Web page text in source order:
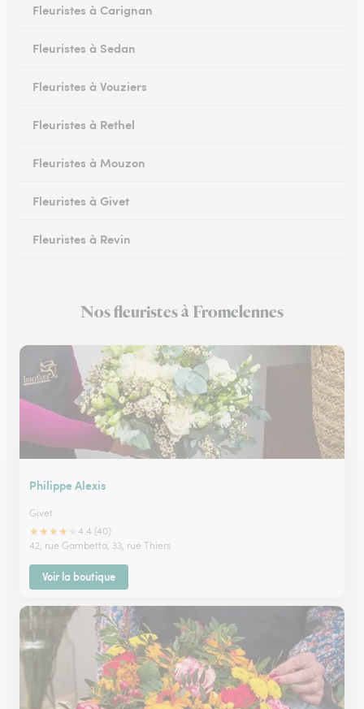
Fleuristes à Carignan
Fleuristes à Sedan
Fleuristes à Vouziers
Fleuristes à Rethel
Fleuristes à Mouzon
Fleuristes à Givet
Fleuristes à Revin
Fleuristes à Signy-le-Petit
Nos fleuristes à Fromelennes
Philippe Alexis
Givet
★★★★
4.4 (40)
42, rue Gambetta, 33, rue Thiers
Voir la boutique